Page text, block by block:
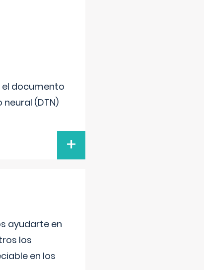
el documento
(DTN)
+
ayudarte en
los
en los